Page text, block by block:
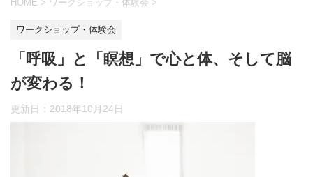
HOME > ワークショップ・体験会 >
ワークショップ・体験会
「呼吸」と「瞑想」で心と体、そして脳
が変わる！
更新日： 2018年10月24日